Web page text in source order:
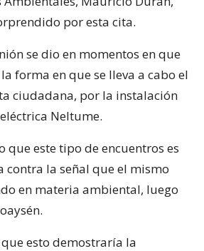
por esta cita.
se dio en momentos en que
forma en que se lleva a cabo el
ciudadana, por la instalación
Neltume.
que este tipo de encuentros es
contra la señal que el mismo
en materia ambiental, luego
esto demostraría la